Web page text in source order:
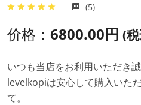
(5)
价格： 6800.00円 (
いつも当店をお利用いただき
levelkopiは安心して購入いた
て。